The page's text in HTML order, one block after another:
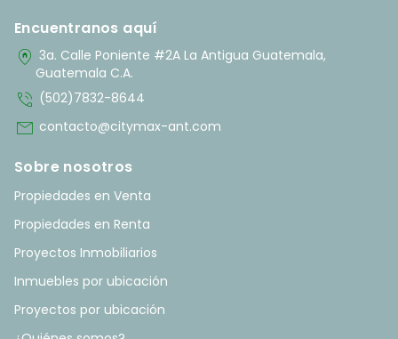
Encuentranos aquí
home_pin 3a. Calle Poniente #2A La Antigua Guatemala,
Guatemala C.A.
phone_in_talk (502)7832-8644
mail contacto@citymax-ant.com
Sobre nosotros
Propiedades en Venta
Propiedades en Renta
Proyectos Inmobiliarios
Inmuebles por ubicación
Proyectos por ubicación